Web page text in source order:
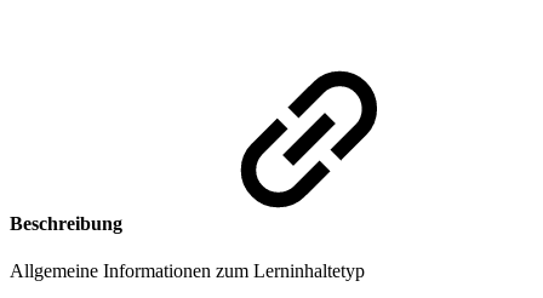
Beschreibung
Allgemeine Informationen zum Lerninhaltetyp